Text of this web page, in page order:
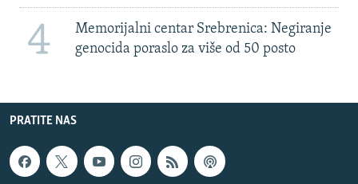
4
Memorijalni centar Srebrenica: Negiranje
genocida poraslo za više od 50 posto
PRATITE NAS